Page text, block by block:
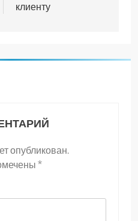
клиенту
опубликован.
*